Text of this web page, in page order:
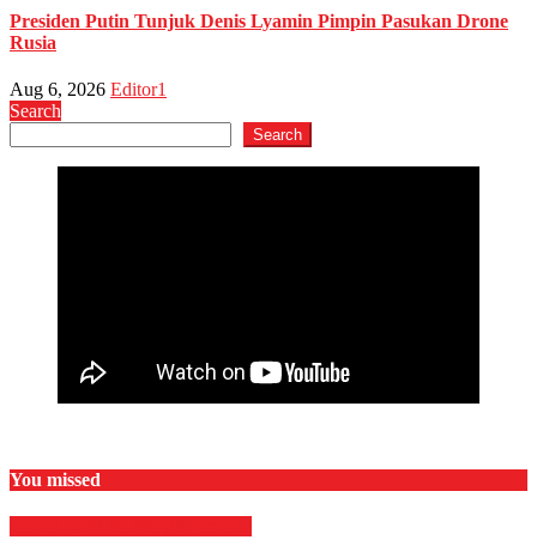
Presiden Putin Tunjuk Denis Lyamin Pimpin Pasukan Drone
Rusia
Aug 6, 2026 Editor1
Search
Search
You missed